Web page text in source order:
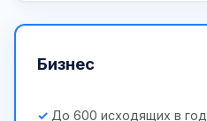
Бизнес
До 600 исходящих в год